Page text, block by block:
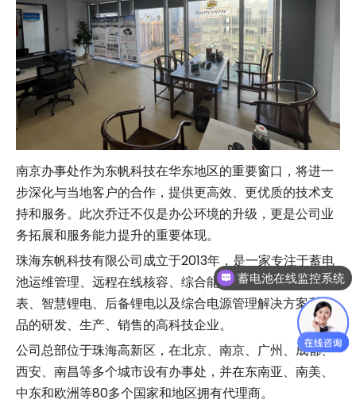
南京办事处作为东帆科技在华东地区的重要窗口，将进一
步深化与当地客户的合作，提供更高效、更优质的技术支
持和服务。此次乔迁不仅是办公环境的升级，更是公司业
务拓展和服务能力提升的重要体现。
珠海东帆科技有限公司成立于2013年，是一家专注于蓄电
池运维管理、远程在线核容、综合能源计费、电力物联网
表、智慧锂电、后备锂电以及综合电源管理解决方案和产
品的研发、生产、销售的高科技企业。
公司总部位于珠海高新区，在北京、南京、广州、成都、
西安、南昌等多个城市设有办事处，并在东南亚、南美、
中东和欧洲等80多个国家和地区拥有代理商。
蓄电池在线监控系统